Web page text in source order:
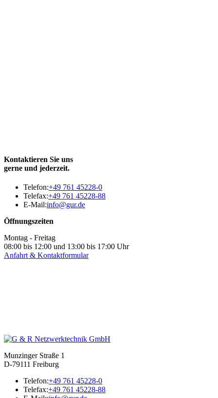
Kontaktieren Sie uns
gerne und jederzeit.
Telefon:+49 761 45228-0
Telefax:+49 761 45228-88
E-Mail:info@gur.de
Öffnungszeiten
Montag - Freitag
08:00 bis 12:00 und 13:00 bis 17:00 Uhr
Anfahrt & Kontaktformular
Munzinger Straße 1
D-79111 Freiburg
Telefon:+49 761 45228-0
Telefax:+49 761 45228-88